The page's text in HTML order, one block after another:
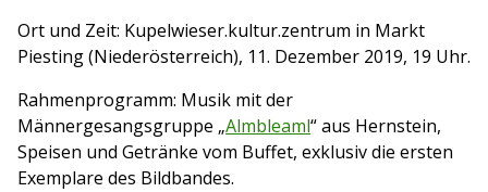
Ort und Zeit: Kupelwieser.kultur.zentrum in Markt
Piesting (Niederösterreich), 11. Dezember 2019, 19 Uhr.
Rahmenprogramm: Musik mit der
Männergesangsgruppe „Almbleaml“ aus Hernstein,
Speisen und Getränke vom Buffet, exklusiv die ersten
Exemplare des Bildbandes.